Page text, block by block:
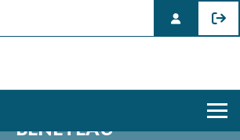
DE JEAN LOUIS
BENETEAU